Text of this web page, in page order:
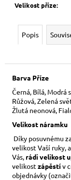
Velikost příze:
Popis
Barva Příze
Černá, Bílá, Modrá
Růžová, Zelená
Žlutá neonová,
Velikost náramku
Díky posuvnému
velikost Vaší ruky,
Vás, rádi velikost
velikostzápěstív
objednávky